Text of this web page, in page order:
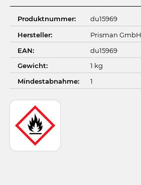
Produktnummer:
du15969
Hersteller:
Prisman GmbH
EAN:
du15969
Gewicht:
1 kg
Mindestabnahme:
1